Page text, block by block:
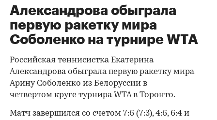
Александрова обыграла
первую ракетку мира
Соболенко на турнире WTA
Российская теннисистка Екатерина
Александрова обыграла первую ракетку мира
Арину Соболенко из Белоруссии в
четвертом круге турнира WTA в Торонто.
Матч завершился со счетом 7:6 (7:3), 4:6, 6:4 и